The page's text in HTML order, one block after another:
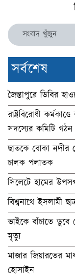
সর্বশেষ
জৈন্তাপুরে ডিবির
রাষ্ট্রবিরোধী
সদস্যের কমিটি গঠন
ছাতকে বোকা নদীর
চালক পলাতক
সিলেটে হামের
বিশ্বনাথে ইসলামী
ভাইকে বাঁচাতে ডুবে
মৃত্যু
মাজার জিয়ারতের
হোসাইন